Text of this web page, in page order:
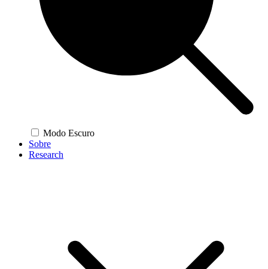
Modo Escuro
Sobre
Research